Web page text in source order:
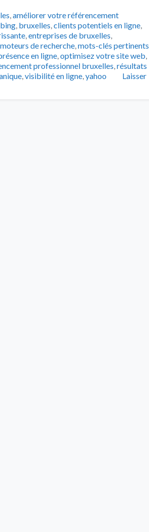
,améliorer votre référencement
bing, bruxelles,clients potentiels en ligne,
,entreprises de bruxelles,
moteurs de recherche,mots-clés pertinents
en ligne,optimisez votre site web,
professionnel bruxelles,résultats
,visibilité en ligne,yahoo
Laisser